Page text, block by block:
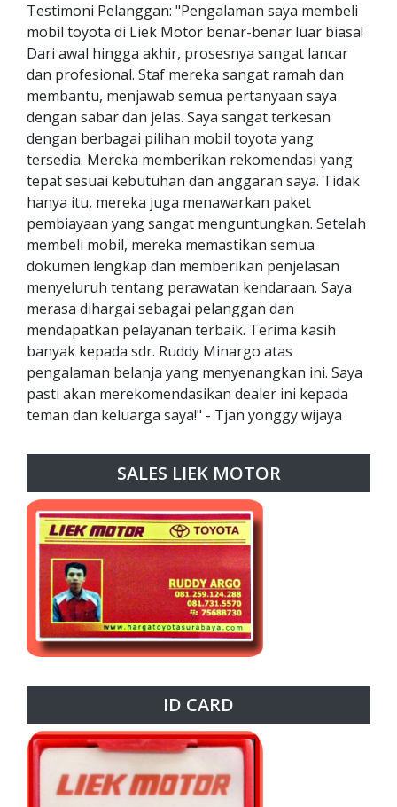
Testimoni Pelanggan: "Pengalaman saya membeli
mobil toyota di Liek Motor benar-benar luar biasa!
Dari awal hingga akhir, prosesnya sangat lancar
dan profesional. Staf mereka sangat ramah dan
membantu, menjawab semua pertanyaan saya
dengan sabar dan jelas. Saya sangat terkesan
dengan berbagai pilihan mobil toyota yang
tersedia. Mereka memberikan rekomendasi yang
tepat sesuai kebutuhan dan anggaran saya. Tidak
hanya itu, mereka juga menawarkan paket
pembiayaan yang sangat menguntungkan. Setelah
membeli mobil, mereka memastikan semua
dokumen lengkap dan memberikan penjelasan
menyeluruh tentang perawatan kendaraan. Saya
merasa dihargai sebagai pelanggan dan
mendapatkan pelayanan terbaik. Terima kasih
banyak kepada sdr. Ruddy Minargo atas
pengalaman belanja yang menyenangkan ini. Saya
pasti akan merekomendasikan dealer ini kepada
teman dan keluarga saya!" - Tjan yonggy wijaya
SALES LIEK MOTOR
ID CARD